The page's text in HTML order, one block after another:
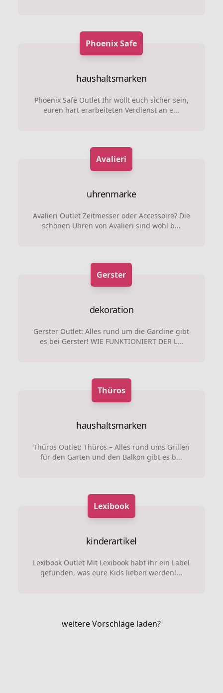
Phoenix Safe
haushaltsmarken
Phoenix Safe Outlet Ihr wollt euch sicher sein,
euren hart erarbeiteten Verdienst an e...
Avalieri
uhrenmarke
Avalieri Outlet Zeitmesser oder Accessoire? Die
schönen Uhren von Avalieri sind wohl b...
Gerster
dekoration
Gerster Outlet: Alles rund um die Gardine gibt
es bei Gerster! WIE FUNKTIONIERT DER L...
Thüros
haushaltsmarken
Thüros Outlet: Thüros – Alles rund ums Grillen
für den Garten und den Balkon gibt es b...
Lexibook
kinderartikel
Lexibook Outlet Mit Lexibook habt ihr ein Label
gefunden, was eure Kids lieben werden!...
weitere Vorschläge laden?